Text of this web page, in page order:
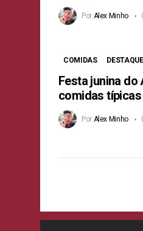
Por Alex Minho
COMIDAS DESTAQUE
Festa junina do
comidas
Por Alex Minho